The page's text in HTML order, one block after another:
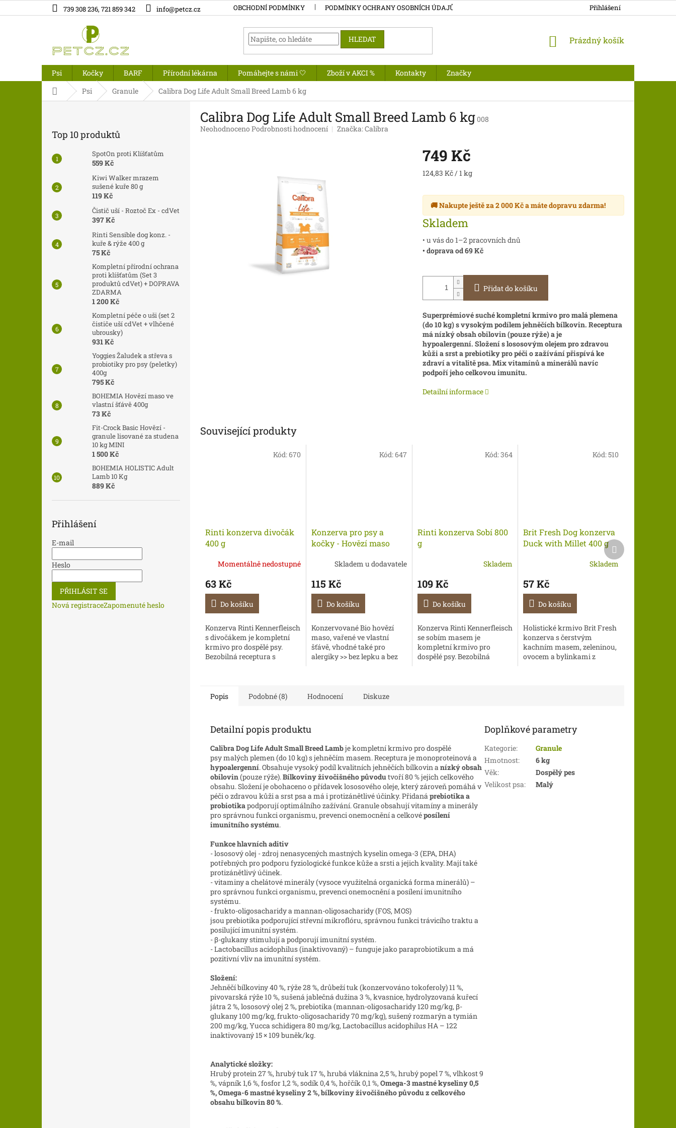
na
739 308 236, 721 859 342 info@petcz.cz OBCHODNÍ PODMÍNKY PODMÍNKY OCHRANY OSOBNÍCH ÚDAJŮ Přihlášení
HLEDAT
NÁKUPNÍ
Prázdný košík
Psi Kočky BARF Přírodní lékárna Pomáhejte s námi 🤍 Zboží v AKCI % Kontakty
Značky
Domů Psi Granule Calibra Dog Life Adult Small Breed Lamb 6 kg
Top 10 produktů
SpotOn proti Klíšťatům
559 Kč
Kiwi Walker mrazem
sušené kuře 80 g
119 Kč
Čistič uší - Roztoč Ex - cdVet
397 Kč
Rinti Sensible dog konz. -
kuře & rýže 400 g
75 Kč
Kompletní přírodní ochrana
proti klíšťatům (Set 3
produktů cdVet) + DOPRAVA
ZDARMA
1 200 Kč
Kompletní péče o uši (set 2
čističe uší cdVet + vlhčené
ubrousky)
931 Kč
Yoggies Žaludek a střeva s
probiotiky pro psy (peletky)
400g
795 Kč
BOHEMIA Hovězí maso ve
vlastní šťávě 400g
73 Kč
Fit-Crock Basic Hovězí -
granule lisované za studena
10 kg MINI
1 500 Kč
BOHEMIA HOLISTIC Adult
Lamb 10 Kg
889 Kč
Přihlášení
E-mail
Heslo
PŘIHLÁSIT SE
Nová registraceZapomenuté heslo
Calibra Dog Life Adult Small Breed Lamb 6 kg008
Průměrné
Neohodnoceno Podrobnosti hodnocení Značka:Calibra
749 Kč
Měrná
124,83 Kč / 1 kg
🚚 Nakupte ještě za2 000 Kča mátedopravu zdarma!
Skladem
• u vás do 1–2 pracovních dnů
• doprava od 69 Kč
Přidat do košíku
Superprémiové suché kompletní krmivo pro malá plemena
(do 10 kg) s vysokým podílem jehněčích bílkovin. Receptura
má nízký obsah obilovin (pouze rýže) a je
hypoalergenní. Složení s lososovým olejem pro zdravou
kůži a srst a prebiotiky pro péči o zažívání přispívá ke
zdraví a vitalitě psa. Mix vitamínů a minerálů navíc
podpoří jeho celkovou imunitu.
Detailní informace
Související produkty
Rinti konzerva divočák
400 g
Momentálně nedostupné
63 Kč
Do košíku
Konzerva Rinti Kennerfleisch
s divočákem je kompletní
krmivo pro dospělé psy.
Bezobilná receptura s
o...
Kód:670
Konzerva pro psy a
kočky - Hovězí maso
Skladem u dodavatele
115 Kč
Do košíku
Konzervované Bio hovězí
maso, vařené ve vlastní
šťávě, vhodné také pro
alergiky >> bez lepku a bez
Kód:647
Rinti konzerva Sobí 800
g
Skladem
109 Kč
Do košíku
Konzerva Rinti Kennerfleisch
se sobím masem je
kompletní krmivo pro
dospělé psy. Bezobilná
Kód:364
Brit Fresh Dog konzerva
Duck with Millet 400 g
Skladem
57 Kč
Do košíku
Holistické krmivo Brit Fresh
konzerva s čerstvým
kachním masem, zeleninou,
ovocem a bylinkami z
Kód:510
Další
produkt
Popis Podobné (8) Hodnocení Diskuze
Detailní popis produktu
Calibra Dog Life Adult Small Breed Lambje kompletní krmivo pro dospělé
psy malých plemen (do 10 kg) s jehněčím masem. Receptura je monoproteinová a
hypoalergenní. Obsahuje vysoký podíl kvalitních jehněčích bílkovin a nízký obsah
obilovin(pouze rýže). Bílkoviny živočišného původu tvoří 80 % jejich celkového
obsahu. Složení je obohaceno o přídavek lososového oleje, který zároveň pomáhá v
péči o zdravou kůži a srst psa a má i protizánětlivé účinky. Přidaná prebiotika a
probiotikapodporují optimálního zažívání. Granule obsahují vitamíny a minerály
pro správnou funkci organismu, prevenci onemocnění a celkovéposílení
imunitního systému.
Funkce hlavních aditiv
- lososový olej - zdroj nenasycených mastných kyselin omega-3 (EPA, DHA)
potřebných pro podporu fyziologické funkce kůže a srsti a jejich kvality. Mají také
protizánětlivý účinek.
- vitaminy a chelátové minerály (vysoce využitelná organická forma minerálů) –
pro správnou funkci organismu, prevenci onemocnění a posílení imunitního
systému.
- frukto-oligosacharidy a mannan-oligosacharidy (FOS, MOS)
jsou prebiotika podporující střevní mikroflóru, správnou funkci trávicího traktu a
posilující imunitní systém.
- β-glukany stimulují a podporují imunitní systém.
- Lactobacillus acidophilus (inaktivovaný) – funguje jako paraprobiotikum a má
pozitivní vliv na imunitní systém.
Složení:
Jehněčí bílkoviny 40 %, rýže 28 %, drůbeží tuk (konzervováno tokoferoly) 11 %,
pivovarská rýže 10 %, sušená jablečná dužina 3 %, kvasnice, hydrolyzovaná kuřecí
játra 2 %, lososový olej 2 %, prebiotika (mannan-oligosacharidy 120 mg/kg, β-
glukany 100 mg/kg, frukto-oligosacharidy 70 mg/kg), sušený rozmarýn a tymián
200 mg/kg, Yucca schidigera 80 mg/kg, Lactobacillus acidophilus HA – 122
inaktivovaný 15 × 109 buněk/kg.
Analytické složky:
Hrubý protein 27 %, hrubý tuk 17 %, hrubá vláknina 2,5 %, hrubý popel 7 %, vlhkost 9
%, vápník 1,6 %, fosfor 1,2 %, sodík 0,4 %, hořčík 0,1 %, Omega-3 mastné kyseliny 0,5
%, Omega-6 mastné kyseliny 2 %, bílkoviny živočišného původu z celkového
obsahu bílkovin 80 %.
Doplňkové parametry
Kategorie:
Granule
Hmotnost:
6 kg
Věk:
Dospělý pes
Velikost psa: Malý